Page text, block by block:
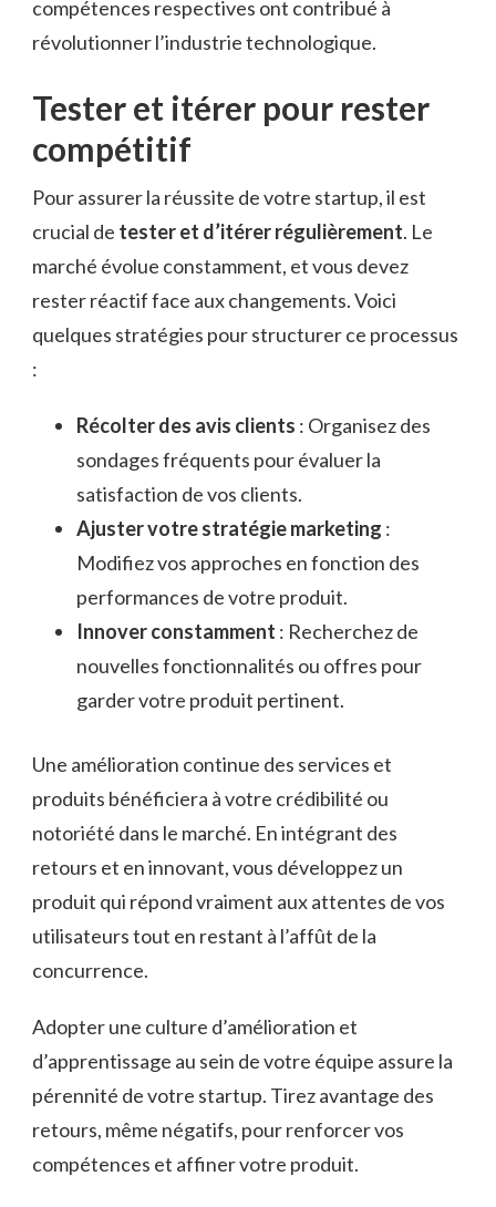
compétences respectives ont contribué à
révolutionner l’industrie technologique.
Tester et itérer pour rester
compétitif
Pour assurer la réussite de votre startup, il est
crucial de tester et d’itérer régulièrement. Le
marché évolue constamment, et vous devez
rester réactif face aux changements. Voici
quelques stratégies pour structurer ce processus
:
Récolter des avis clients : Organisez des
sondages fréquents pour évaluer la
satisfaction de vos clients.
Ajuster votre stratégie marketing :
Modifiez vos approches en fonction des
performances de votre produit.
Innover constamment : Recherchez de
nouvelles fonctionnalités ou offres pour
garder votre produit pertinent.
Une amélioration continue des services et
produits bénéficiera à votre crédibilité ou
notoriété dans le marché. En intégrant des
retours et en innovant, vous développez un
produit qui répond vraiment aux attentes de vos
utilisateurs tout en restant à l’affût de la
concurrence.
Adopter une culture d’amélioration et
d’apprentissage au sein de votre équipe assure la
pérennité de votre startup. Tirez avantage des
retours, même négatifs, pour renforcer vos
compétences et affiner votre produit.